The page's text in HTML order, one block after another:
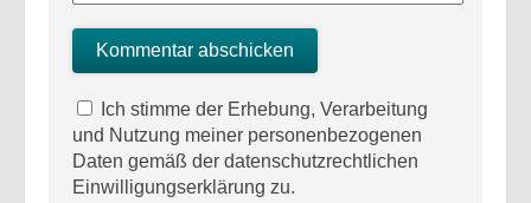
Ich stimme der Erhebung, Verarbeitung
und Nutzung meiner personenbezogenen
Daten gemäß der datenschutzrechtlichen
Einwilligungserklärung zu.